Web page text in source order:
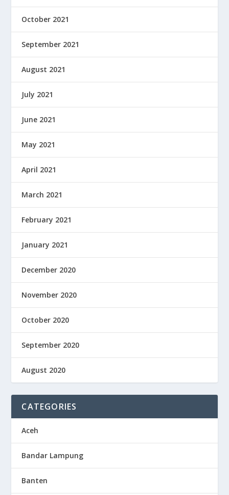
October 2021
September 2021
August 2021
July 2021
June 2021
May 2021
April 2021
March 2021
February 2021
January 2021
December 2020
November 2020
October 2020
September 2020
August 2020
CATEGORIES
Aceh
Bandar Lampung
Banten